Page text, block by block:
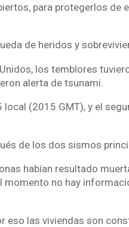
para protegerlos de
de heridos y
los temblores
alerta de tsunami.
(2015 GMT), y el
de los dos sismos
habían resultado
momento no hay
eso las viviendas son